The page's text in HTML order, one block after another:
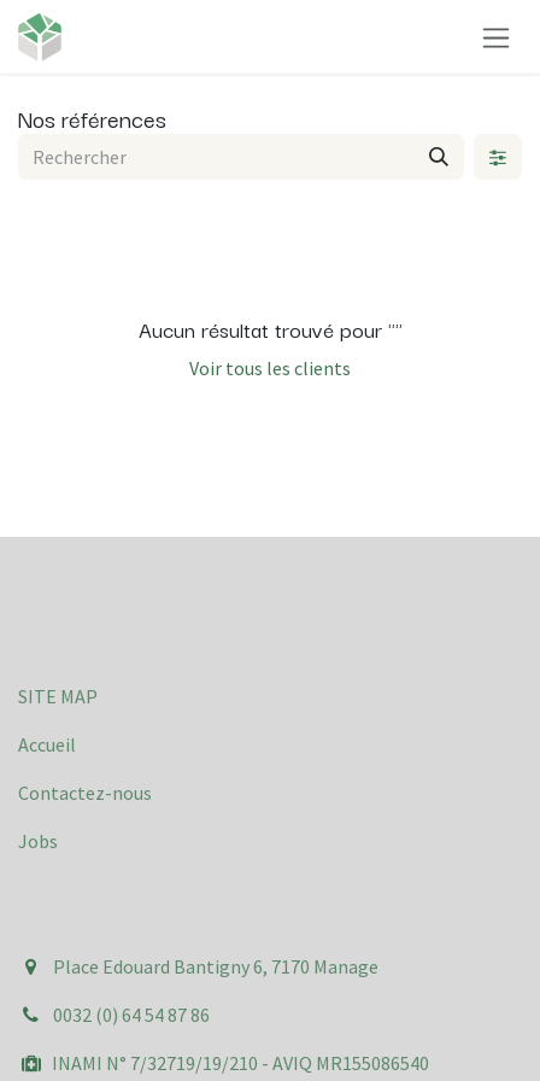
Se rendre au contenu
Nos références
Aucun résultat trouvé pour ""
Voir tous les clients
SITE MAP
Accueil
Contactez-nous
Jobs
Place Edouard Bantigny 6, 7170 Manage
0032 (0) 64 54 87 86
INAMI N° 7/32719/19/210 - AVIQ MR155086540